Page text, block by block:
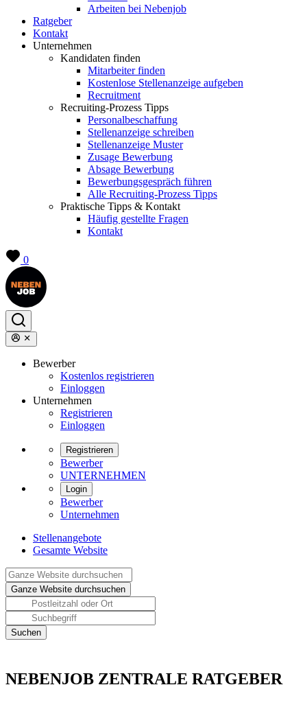
Arbeiten bei Nebenjob
Ratgeber
Kontakt
Unternehmen
Kandidaten finden
Mitarbeiter finden
Kostenlose Stellenanzeige aufgeben
Recruitment
Recruiting-Prozess Tipps
Personalbeschaffung
Stellenanzeige schreiben
Stellenanzeige Muster
Zusage Bewerbung
Absage Bewerbung
Bewerbungsgespräch führen
Alle Recruiting-Prozess Tipps
Praktische Tipps & Kontakt
Häufig gestellte Fragen
Kontakt
0
Bewerber
Kostenlos registrieren
Einloggen
Unternehmen
Registrieren
Einloggen
Registrieren
Bewerber
UNTERNEHMEN
Login
Bewerber
Unternehmen
Stellenangebote
Gesamte Website
NEBENJOB ZENTRALE RATGEBER